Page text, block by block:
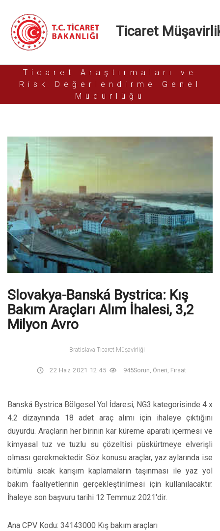
Ticaret
Ticaret Araştırmaları ve
Risk Değerlendirme Genel
Müdürlüğü
Slovakya-Banská Bystrica: Kış
Bakım Araçları Alım İhalesi, 3,2
Milyon Avro
Bratislava Ticaret Müşavirliği
22 Haz 2021 12:45 945Sorun, Öneri, Fırsat
Banská Bystrica Bölgesel Yol İdaresi, NG3 kategorisinde 4 x
4.2 dizaynında 18 adet araç alımı için ihaleye çıktığını
duyurdu. Araçların her birinin kar küreme aparatı içermesi ve
kimyasal tuz ve tuzlu su çözeltisi püskürtmeye elverişli
olması gerekmektedir. Söz konusu araçlar, yaz aylarında ise
bitümlü sıcak karışım kaplamaların taşınması ile yaz yol
bakım faaliyetlerinin gerçekleştirilmesi için kullanılacaktır.
İhaleye son başvuru tarihi 12 Temmuz 2021'dir.
Ana CPV Kodu: 34143000 Kış bakım araçları